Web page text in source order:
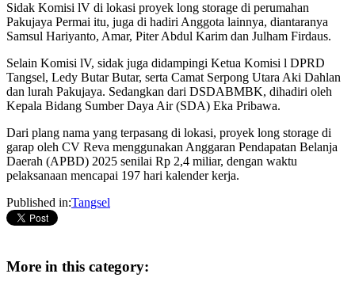
Sidak Komisi lV di lokasi proyek long storage di perumahan
Pakujaya Permai itu, juga di hadiri Anggota lainnya, diantaranya
Samsul Hariyanto, Amar, Piter Abdul Karim dan Julham Firdaus.
Selain Komisi lV, sidak juga didampingi Ketua Komisi l DPRD
Tangsel, Ledy Butar Butar, serta Camat Serpong Utara Aki Dahlan
dan lurah Pakujaya. Sedangkan dari DSDABMBK, dihadiri oleh
Kepala Bidang Sumber Daya Air (SDA) Eka Pribawa.
Dari plang nama yang terpasang di lokasi, proyek long storage di
garap oleh CV Reva menggunakan Anggaran Pendapatan Belanja
Daerah (APBD) 2025 senilai Rp 2,4 miliar, dengan waktu
pelaksanaan mencapai 197 hari kalender kerja.
Published in:Tangsel
More in this category: